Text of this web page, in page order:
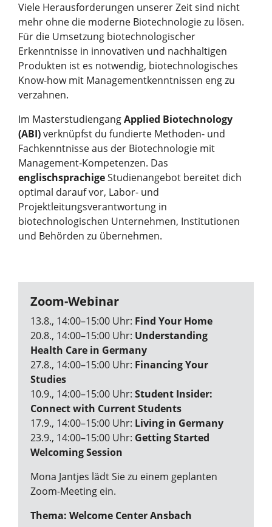
Viele Herausforderungen unserer Zeit sind nicht
mehr ohne die moderne Biotechnologie zu lösen.
Für die Umsetzung biotechnologischer
Erkenntnisse in innovativen und nachhaltigen
Produkten ist es notwendig, biotechnologisches
Know-how mit Managementkenntnissen eng zu
verzahnen.
Im MasterstudiengangApplied Biotechnology
(ABI)verknüpfst du fundierte Methoden- und
Fachkenntnisse aus der Biotechnologie mit
Management-Kompetenzen. Das
englischsprachigeStudienangebot bereitet dich
optimal darauf vor, Labor- und
Projektleitungsverantwortung in
biotechnologischen Unternehmen, Institutionen
und Behörden zu übernehmen.
Zoom-Webinar
13.8., 14:00–15:00 Uhr: Find Your Home
20.8., 14:00–15:00 Uhr: Understanding
Health Care in Germany
27.8., 14:00–15:00 Uhr: Financing Your
Studies
10.9., 14:00–15:00 Uhr: Student Insider:
Connect with Current Students
17.9., 14:00–15:00 Uhr: Living in Germany
23.9., 14:00–15:00 Uhr: Getting Started
Welcoming Session
Mona Jantjes lädt Sie zu einem geplanten
Zoom-Meeting ein.
Thema: Welcome Center Ansbach